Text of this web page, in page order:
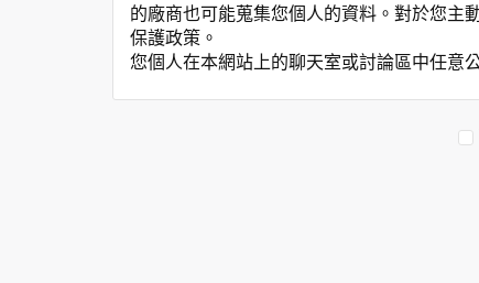
的廠商也可能蒐集您個人的資料。對於您主
保護政策。
您個人在本網站上的聊天室或討論區中任意
為了在本網站提供您最佳的互動性服務，可
於一般瀏覽時，伺服器會自行記錄相關行徑